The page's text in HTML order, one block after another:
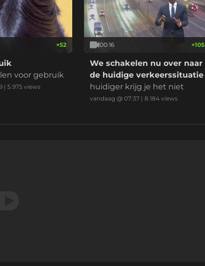
+52
voor gebruik
| 5.975views
00:16 +105
We schakelen nu over naar
de huidige verkeerssituatie
huidiger krijg je het niet
vandaag @ 07:37 |8.184 views